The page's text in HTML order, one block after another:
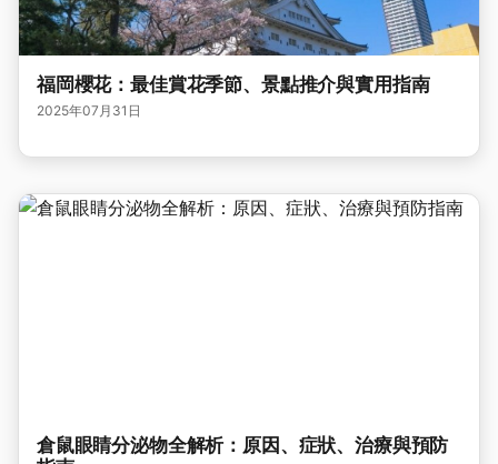
福岡櫻花：最佳賞花季節、景點推介與實用指南
2025年07月31日
倉鼠眼睛分泌物全解析：原因、症狀、治療與預防